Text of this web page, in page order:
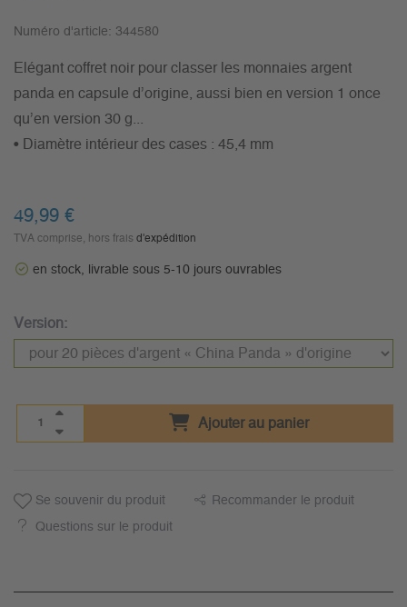
Numéro d'article: 344580
Elégant coffret noir pour classer les monnaies argent
panda en capsule d’origine, aussi bien en version 1 once
qu’en version 30 g...
• Diamètre intérieur des cases : 45,4 mm
49,99 €
TVA comprise, hors frais d'expédition
en stock, livrable sous 5-10 jours ouvrables
Version:
Ajouter au panier
Se souvenir du produit Recommander le produit
Questions sur le produit